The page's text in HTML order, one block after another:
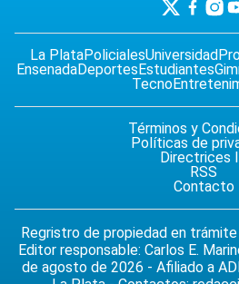
La PlataPolicialesUniversidad
EnsenadaDeportesEstudiantes
Tecno
Términos y
Políticas de
Directrices
RSS
Contacto
Regristro de propiedad en
Editor responsable: Carlos E.
de agosto de 2026 - Afiliado a